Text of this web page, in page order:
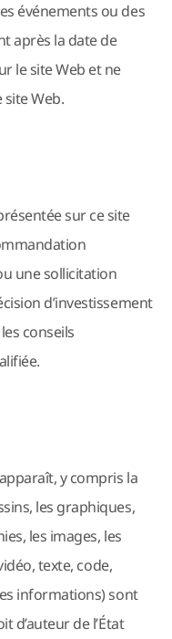
événements ou des
après la date de
le site Web et ne
site Web.
sur ce site
une sollicitation
d’investissement
conseils
y compris la
les graphiques,
les images, les
texte, code,
informations) sont
d’auteur de l’État